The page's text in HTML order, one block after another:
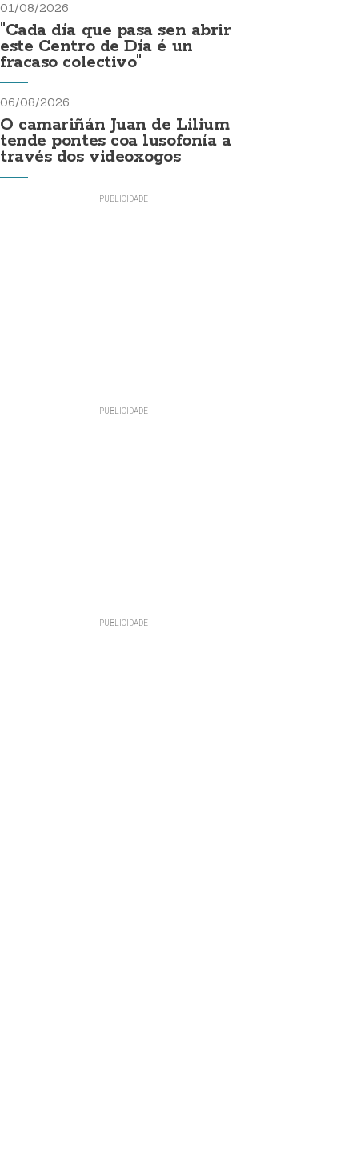
01/08/2026
"Cada día que pasa sen abrir
este Centro de Día é un
fracaso colectivo"
06/08/2026
O camariñán Juan de Lilium
tende pontes coa lusofonía a
través dos videoxogos